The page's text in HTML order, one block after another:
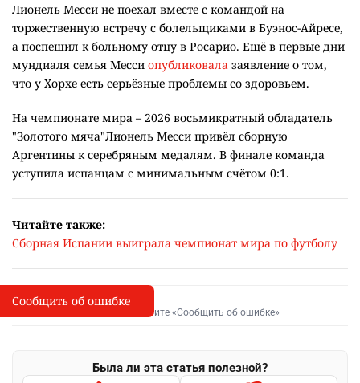
Лионель Месси не поехал вместе с командой на
торжественную встречу с болельщиками в Буэнос-Айресе,
а поспешил к больному отцу в Росарио. Ещё в первые дни
мундиаля семья Месси опубликовала заявление о том,
что у Хорхе есть серьёзные проблемы со здоровьем.
На чемпионате мира – 2026 восьмикратный обладатель
"Золотого мяча"Лионель Месси привёл сборную
Аргентины к серебряным медалям. В финале команда
уступила испанцам с минимальным счётом 0:1.
Читайте также:
Сборная Испании выиграла чемпионат мира по футболу
I
Сообщить об опечатке
Выделите фрагмент и нажмите «Сообщить об ошибке»
Была ли эта статья полезной?
Сообщить об ошибке